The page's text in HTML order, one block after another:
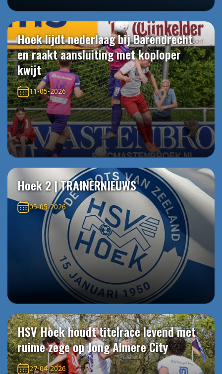
Hoek lijdt nederlaag bij Barendrecht
en raakt aansluiting met koploper
kwijt
11-05-2026
Hoek 2 | TRAINERNIEUWS
05-05-2026
HSV Hoek houdt titelrace levend met
ruime zege op Jong Almere City
27-04-2026